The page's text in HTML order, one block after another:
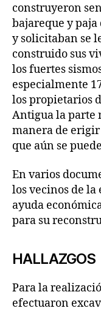
construyeron
bajareque y
y solicitaban se
construido sus
los fuertes
especialmente
los propietarios
Antigua la parte
manera de
que aún se
En varios
los vecinos de
ayuda
para su
HALLAZGOS
Para la
efectuaron